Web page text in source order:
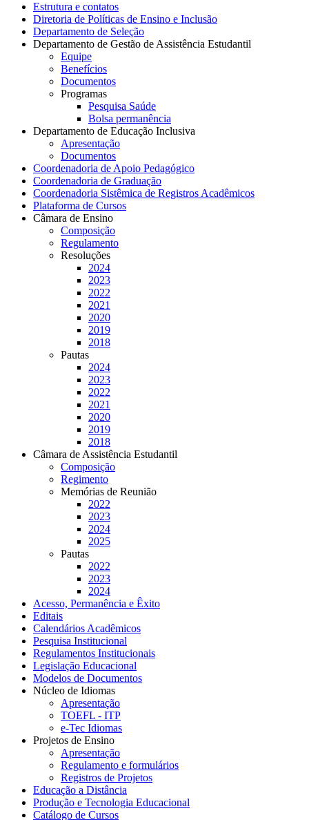
Estrutura e contatos
Diretoria de Políticas de Ensino e Inclusão
Departamento de Seleção
Departamento de Gestão de Assistência Estudantil
Equipe
Benefícios
Documentos
Programas
Pesquisa Saúde
Bolsa permanência
Departamento de Educação Inclusiva
Apresentação
Documentos
Coordenadoria de Apoio Pedagógico
Coordenadoria de Graduação
Coordenadoria Sistêmica de Registros Acadêmicos
Plataforma de Cursos
Câmara de Ensino
Composição
Regulamento
Resoluções
2024
2023
2022
2021
2020
2019
2018
Pautas
2024
2023
2022
2021
2020
2019
2018
Câmara de Assistência Estudantil
Composição
Regimento
Memórias de Reunião
2022
2023
2024
2025
Pautas
2022
2023
2024
Acesso, Permanência e Êxito
Editais
Calendários Acadêmicos
Pesquisa Institucional
Regulamentos Institucionais
Legislação Educacional
Modelos de Documentos
Núcleo de Idiomas
Apresentação
TOEFL - ITP
e-Tec Idiomas
Projetos de Ensino
Apresentação
Regulamento e formulários
Registros de Projetos
Educação a Distância
Produção e Tecnologia Educacional
Catálogo de Cursos